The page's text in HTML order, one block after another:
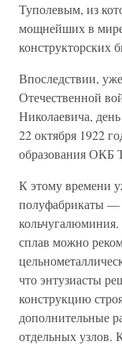
Туполевым, из
мощнейших в
конструкторских
Впоследствии,
Отечественной
Николаевича,
22 октября 1922
образования ОКБ
К этому времени
полуфабрикаты —
сплав можно
что энтузиасты
конструкцию
дополнительные
отдельных узлов.